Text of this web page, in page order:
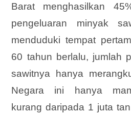
Barat menghasilkan
pengeluaran minyak
menduduki tempat
60 tahun berlalu, jumlah
sawitnya hanya
Negara ini hanya
kurang daripada 1 juta